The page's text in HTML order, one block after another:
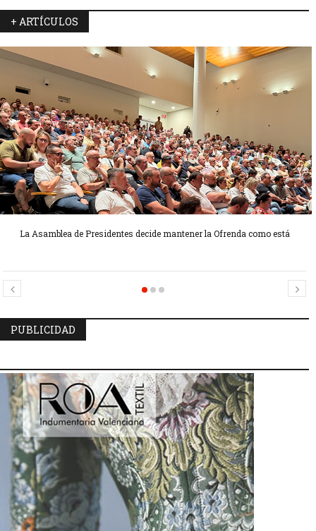
+ ARTÍCULOS
La Asamblea de Presidentes decide mantener la Ofrenda como está
Candidatas Preseleccionadas por el sector Olivereta
Candidatas Preseleccionadas por el sector Sector La Seu-La Xerea-El
PUBLICIDAD